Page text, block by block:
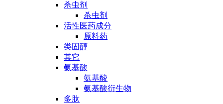
杀虫剂
杀虫剂
活性医药成分
原料药
类固醇
其它
氨基酸
氨基酸
氨基酸衍生物
多肽